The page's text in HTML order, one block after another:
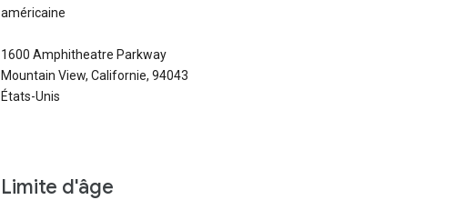
américaine
1600 Amphitheatre Parkway
Mountain View, Californie, 94043
États-Unis
Limite d'âge